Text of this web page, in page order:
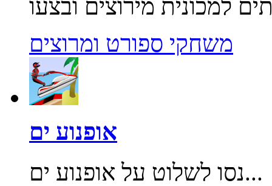
משחקי ספורט ומרוצים
אופנוע ים
נסו לשלוט על אופנוע ים...